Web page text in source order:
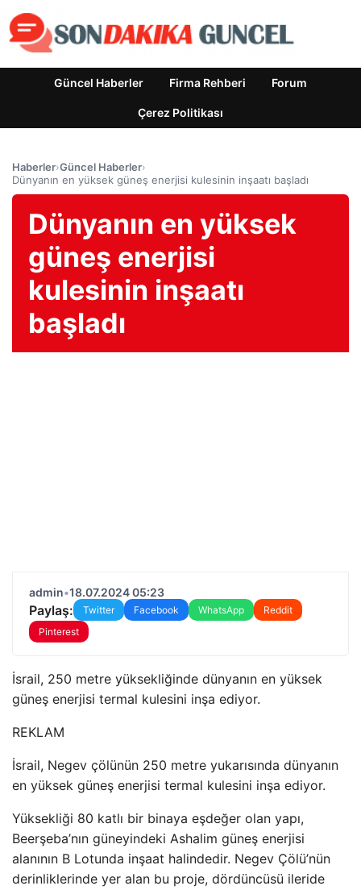
Güncel Haberler Firma Rehberi Forum
Çerez Politikası
Haberler›Güncel Haberler›
Dünyanın en yüksek güneş enerjisi kulesinin inşaatı başladı
Dünyanın en yüksek
güneş enerjisi
kulesinin inşaatı
başladı
admin•18.07.2024 05:23
Paylaş: Twitter Facebook WhatsApp
Reddit
Pinterest
İsrail, 250 metre yüksekliğinde dünyanın en yüksek
güneş enerjisi termal kulesini inşa ediyor.
REKLAM
İsrail, Negev çölünün 250 metre yukarısında dünyanın
en yüksek güneş enerjisi termal kulesini inşa ediyor.
Yüksekliği 80 katlı bir binaya eşdeğer olan yapı,
Beerşeba’nın güneyindeki Ashalim güneş enerjisi
alanının B Lotunda inşaat halindedir. Negev Çölü’nün
derinliklerinde yer alan bu proje, dördüncüsü ileride